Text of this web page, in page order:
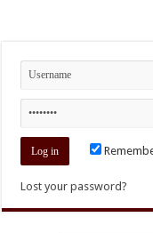
Lost your password?